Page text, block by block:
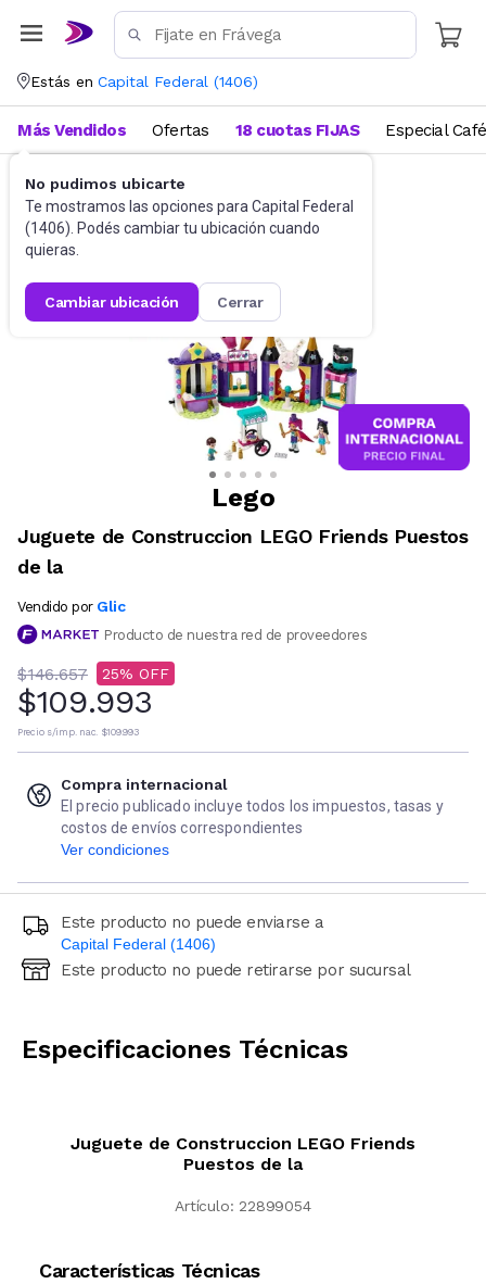
Estás en Capital Federal (1406)
No pudimos ubicarte
Te mostramos las opciones para Capital Federal
(1406). Podés cambiar tu ubicación cuando
quieras.
cambiar ubicación cerrar
Más Vendidos Ofertas 18 cuotas FIJAS Especial Café
Juguetes y Juegos
Lego
Juguete de Construccion LEGO Friends Puestos
de la
Vendido por Glic
Producto de nuestra red de proveedores
$146.657 25
$109.993
Precio s/imp. nac. $109.993
Compra internacional
El precio publicado incluye todos los impuestos, tasas y
costos de envíos correspondientes
Ver condiciones
Este producto no puede enviarse a
Capital Federal (1406)
Ingresá código postal (sólo números)
Este producto no puede retirarse por sucursal
Especificaciones Técnicas
Juguete de Construccion LEGO Friends
Puestos de la
Artículo: 22899054
Características Técnicas